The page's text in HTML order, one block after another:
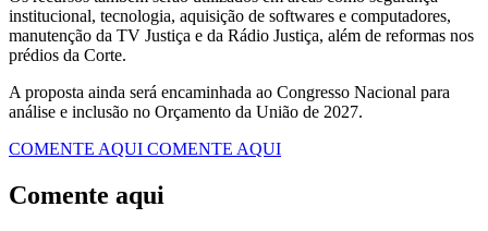
institucional, tecnologia, aquisição de softwares e computadores,
manutenção da TV Justiça e da Rádio Justiça, além de reformas nos
prédios da Corte.
A proposta ainda será encaminhada ao Congresso Nacional para
análise e inclusão no Orçamento da União de 2027.
COMENTE AQUI COMENTE AQUI
Comente aqui